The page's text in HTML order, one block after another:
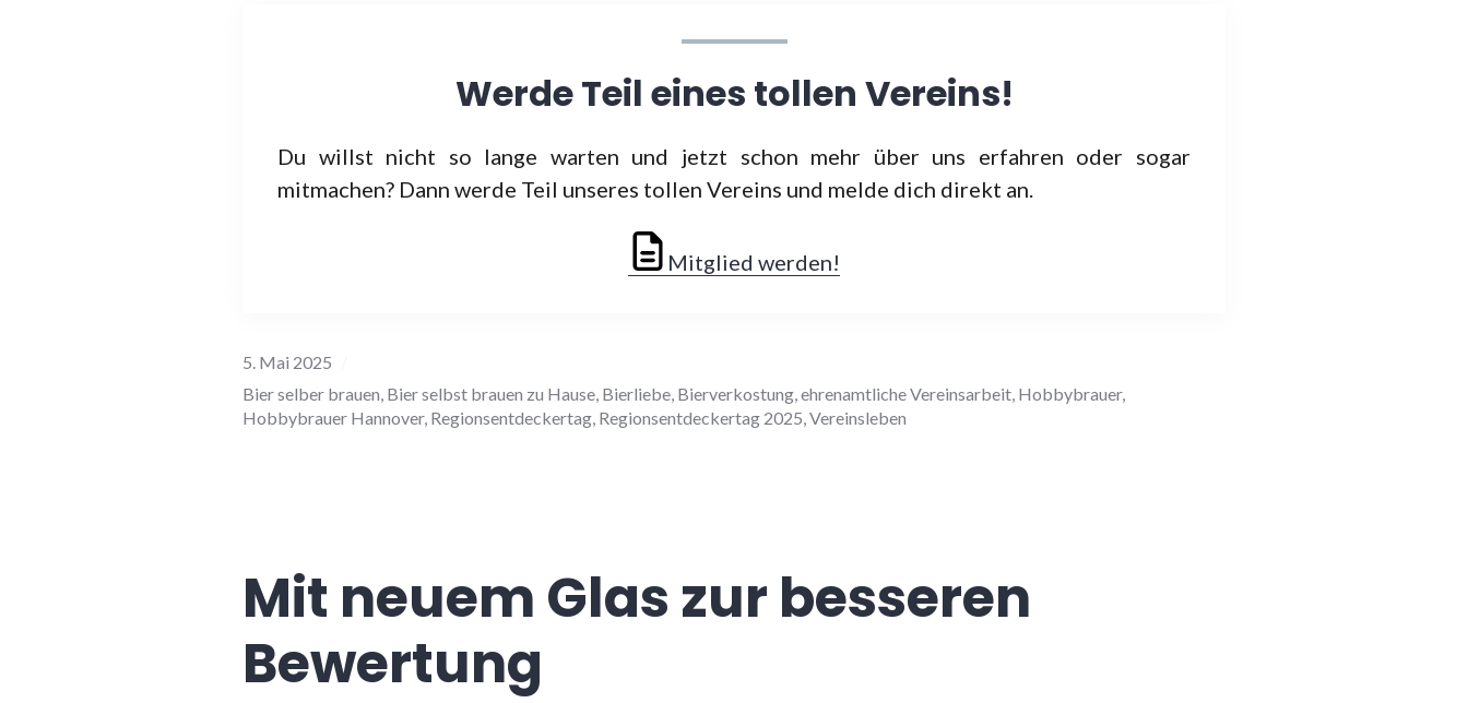
Werde Teil eines tollen Vereins!
Du willst nicht so lange warten und jetzt schon mehr über uns erfahren oder sogar
mitmachen? Dann werde Teil unseres tollen Vereins und melde dich direkt an.
Mitglied werden!
5. Mai 2025
Bier selber brauen, Bier selbst brauen zu Hause, Bierliebe, Bierverkostung,ehrenamtliche Vereinsarbeit, Hobbybrauer,
Hobbybrauer Hannover, Regionsentdeckertag, Regionsentdeckertag 2025,Vereinsleben
Mit neuem Glas zur besseren
Bewertung